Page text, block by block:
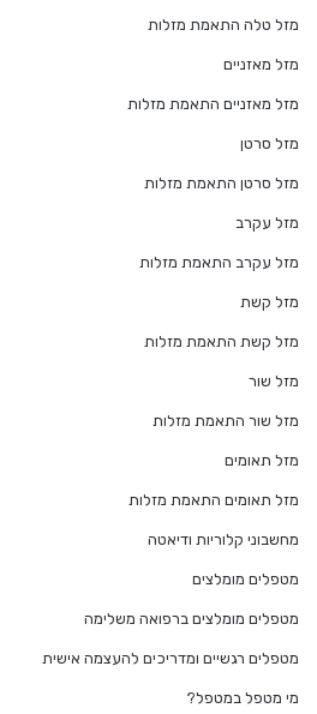
מזל טלה התאמת מזלות
מזל מאזניים
מזל מאזניים התאמת מזלות
מזל סרטן
מזל סרטן התאמת מזלות
מזל עקרב
מזל עקרב התאמת מזלות
מזל קשת
מזל קשת התאמת מזלות
מזל שור
מזל שור התאמת מזלות
מזל תאומים
מזל תאומים התאמת מזלות
מחשבוני קלוריות ודיאטה
מטפלים מומלצים
מטפלים מומלצים ברפואה משלימה
מטפלים רגשיים ומדריכים להעצמה אישית
מי מטפל במטפל?